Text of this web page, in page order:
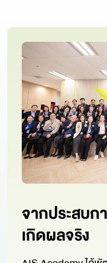
จากประสบก
เกิดผลจริง